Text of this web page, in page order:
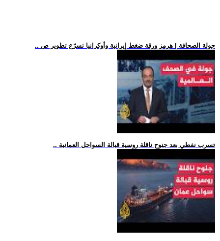
.. جولة الصحافة | هرمز ورقة ضغط إيرانية وأوكرانيا تسرّع تطوير ص
.. تسرب نفطي بعد جنوح ناقلة روسية قبالة السواحل العمانية